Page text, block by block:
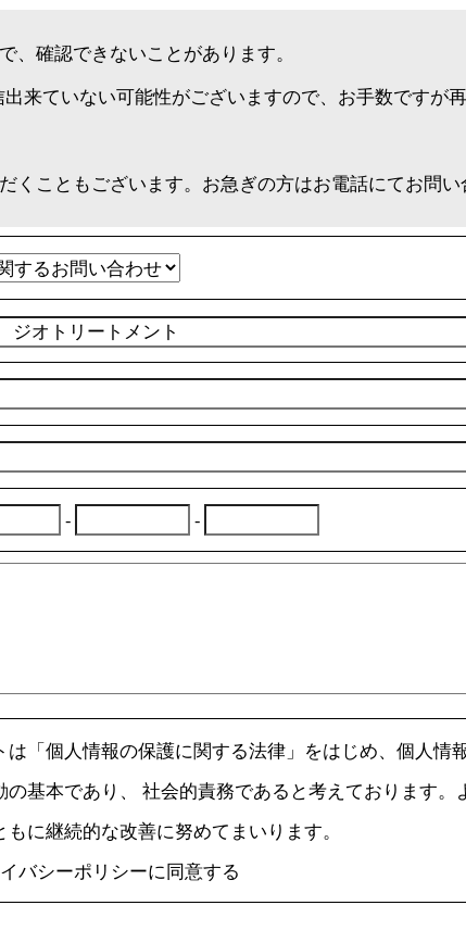
確認できないことがあります。
来ていない可能性がございますので、お手数ですが
こともございます。お急ぎの方はお電話にてお問い
- -
は「個人情報の保護に関する法律」をはじめ、個人情
の基本であり、 社会的責務であると考えております。
もに継続的な改善に努めてまいります。
バシーポリシーに同意する